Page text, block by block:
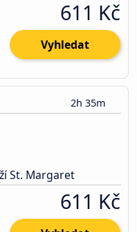
611 Kč
Vyhledat
2h 35m
St. Margaret
611 Kč